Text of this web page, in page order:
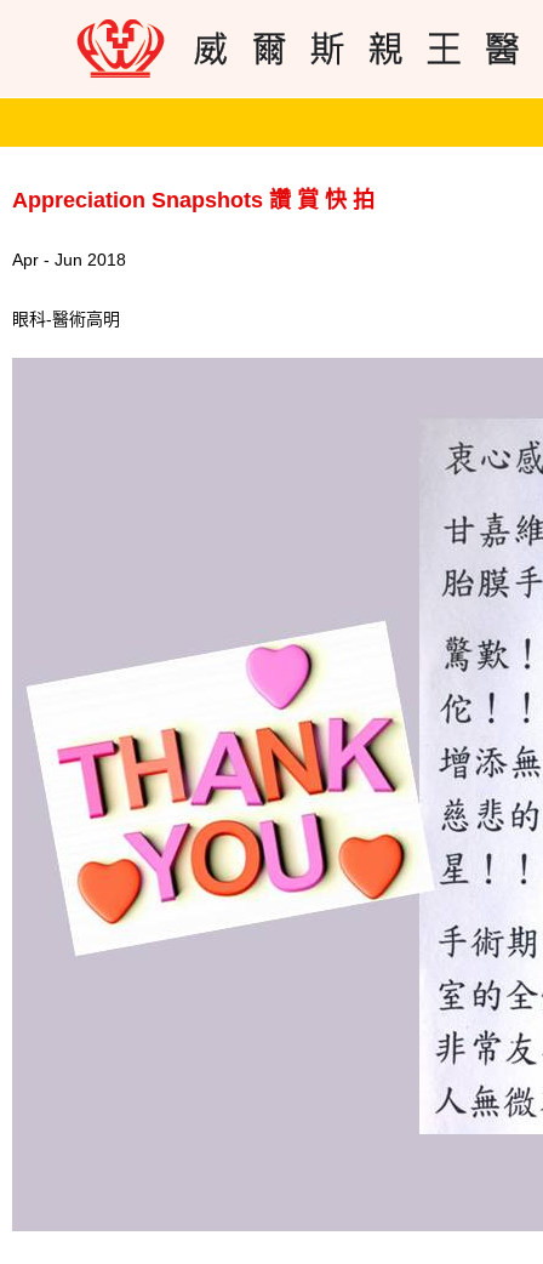
Appreciation Snapshots 讚 賞 快 拍
Apr - Jun 2018
眼科-醫術高明